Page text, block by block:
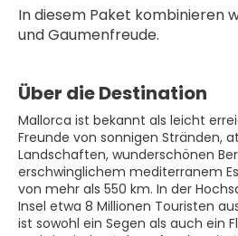
In diesem Paket kombinieren
und Gaumenfreude.
Über die Destination
Mallorca ist bekannt als leicht
Freunde von sonnigen Stränden,
Landschaften, wunderschönen
erschwinglichem mediterranem
von mehr als 550 km. In der
Insel etwa 8 Millionen Touristen
ist sowohl ein Segen als auch ein